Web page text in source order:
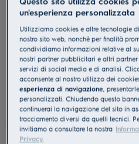
un'esperienza personalizzata
Utilizziamo cookies e altre tecnologie
nostro sito web, nonchè per finalità
condividiamo informazioni relative al
nostri partner pubblicitari e altri
servizi di social media e di analisi.
acconsente al nostro utilizzo dei
esperienza di navigazione,
personalizzati. Chiudendo questo
continuerai la navigazione del sito in
tracciamento diversi da quelli tecnici.
invitiamo a consultare la nostra
Privacy.